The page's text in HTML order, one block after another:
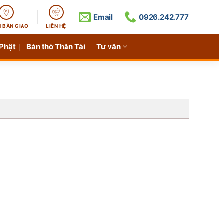
BÀN GIAO LIÊN HỆ
Email 0926.242.777
Bàn thờ Thần Tài Tư vấn